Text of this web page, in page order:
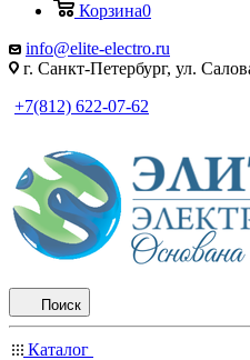
Корзина0
info@elite-electro.ru
г. Санкт-Петербург, ул.
+7(812) 622-07-62
Поиск
Каталог